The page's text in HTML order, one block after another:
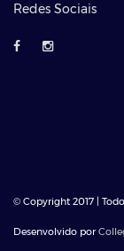
Redes Sociais
© Copyright 2017 |
Desenvolvido por